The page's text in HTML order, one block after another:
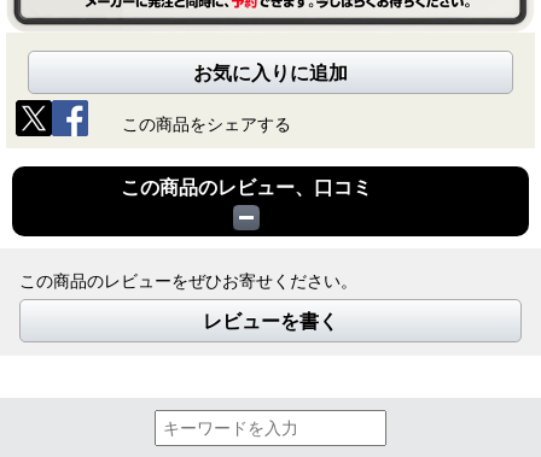
お気に入りに追加
この商品をシェアする
この商品のレビュー、口コミ
この商品のレビューをぜひお寄せください。
レビューを書く